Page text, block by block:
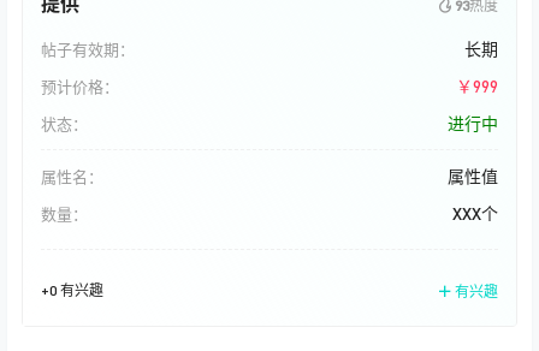
93热度
帖子有效期： 长期
预计价格： ￥999
状态： 进行中
属性名： 属性值
数量： XXX个
+0 有兴趣 有兴趣